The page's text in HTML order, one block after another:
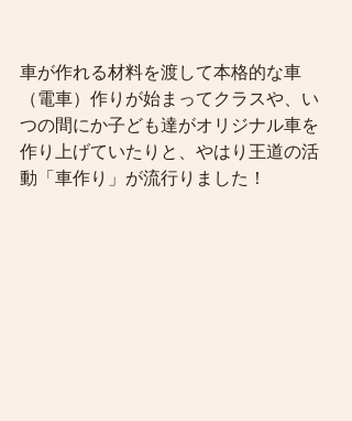
車が作れる材料を渡して本格的な車
（電車）作りが始まってクラスや、い
つの間にか子ども達がオリジナル車を
作り上げていたりと、やはり王道の活
動「車作り」が流行りました！